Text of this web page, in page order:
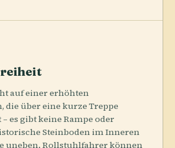
auf einer erhöhten
die über eine kurze Treppe
es gibt keine Rampe oder
Steinboden im Inneren
uneben. Rollstuhlfahrer können